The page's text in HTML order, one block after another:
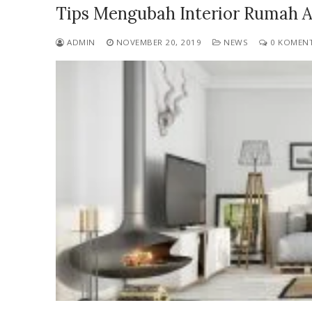
Tips Mengubah Interior Rumah
ADMIN NOVEMBER 20, 2019 NEWS 0